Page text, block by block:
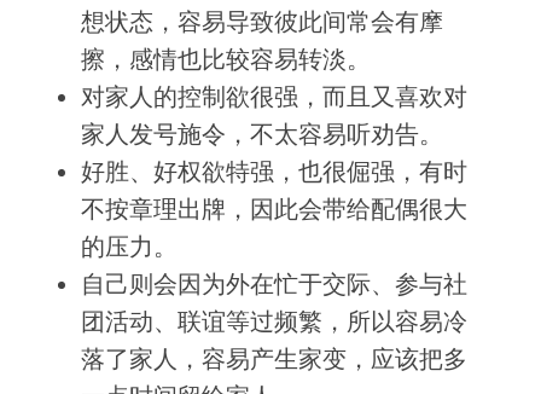
想状态，容易导致彼此间常会有摩
擦，感情也比较容易转淡。
对家人的控制欲很强，而且又喜欢对
家人发号施令，不太容易听劝告。
好胜、好权欲特强，也很倔强，有时
不按章理出牌，因此会带给配偶很大
的压力。
自己则会因为外在忙于交际、参与社
团活动、联谊等过频繁，所以容易冷
落了家人，容易产生家变，应该把多